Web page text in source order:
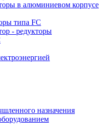
в алюминиевом корпусе
типа FC
- редукторы
назначения